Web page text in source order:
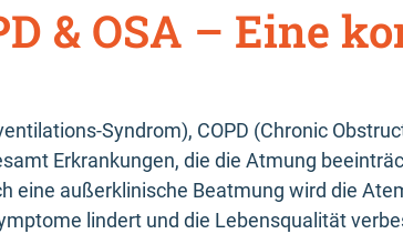
& OSA – Eine
Syndrom), COPD (Chronic
Erkrankungen, die die Atmung
eine außerklinische Beatmung wird die
lindert und die Lebensqualität